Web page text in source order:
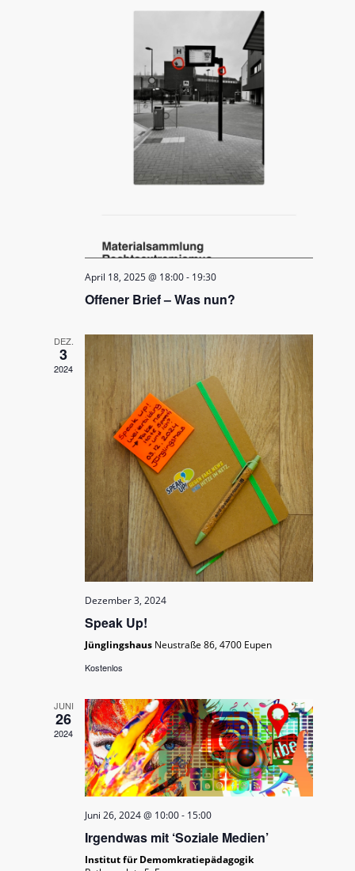
April 18, 2025 @ 18:00- 19:30
Offener Brief – Was nun?
DEZ.
3
2024
Dezember 3, 2024
Speak Up!
Jünglingshaus Neustraße 86, 4700 Eupen
Kostenlos
JUNI
26
2024
Juni 26, 2024 @ 10:00- 15:00
Irgendwas mit ‘Soziale Medien’
Institut für Demomkratiepädagogik